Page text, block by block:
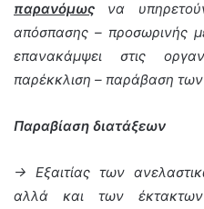
παρανόμως να
απόσπασης – προσωρινής
επανακάμψει στις
παρέκκλιση – παράβαση
Παραβίαση διατάξεων
-> Εξαιτίας των
αλλά και των